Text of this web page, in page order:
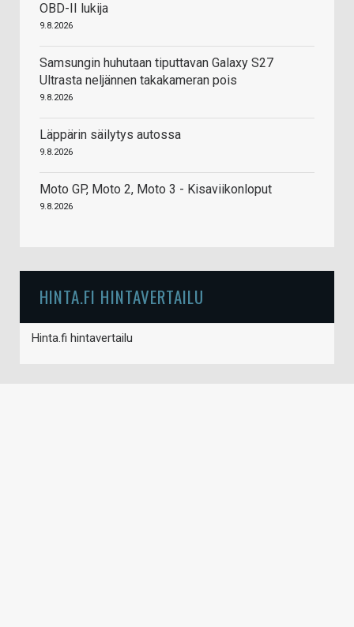
OBD-II lukija
9.8.2026
Samsungin huhutaan tiputtavan Galaxy S27
Ultrasta neljännen takakameran pois
9.8.2026
Läppärin säilytys autossa
9.8.2026
Moto GP, Moto 2, Moto 3 - Kisaviikonloput
9.8.2026
HINTA.FI HINTAVERTAILU
Hinta.fi hintavertailu